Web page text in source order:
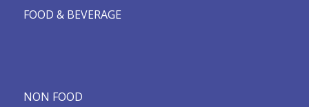
FOOD & BEVERAGE
NON FOOD